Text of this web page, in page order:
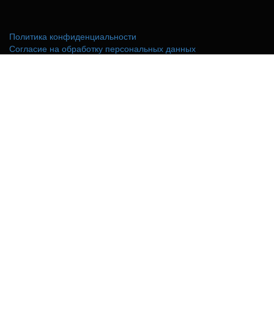
Политика конфиденциальности
Согласие на обработку персональных данных